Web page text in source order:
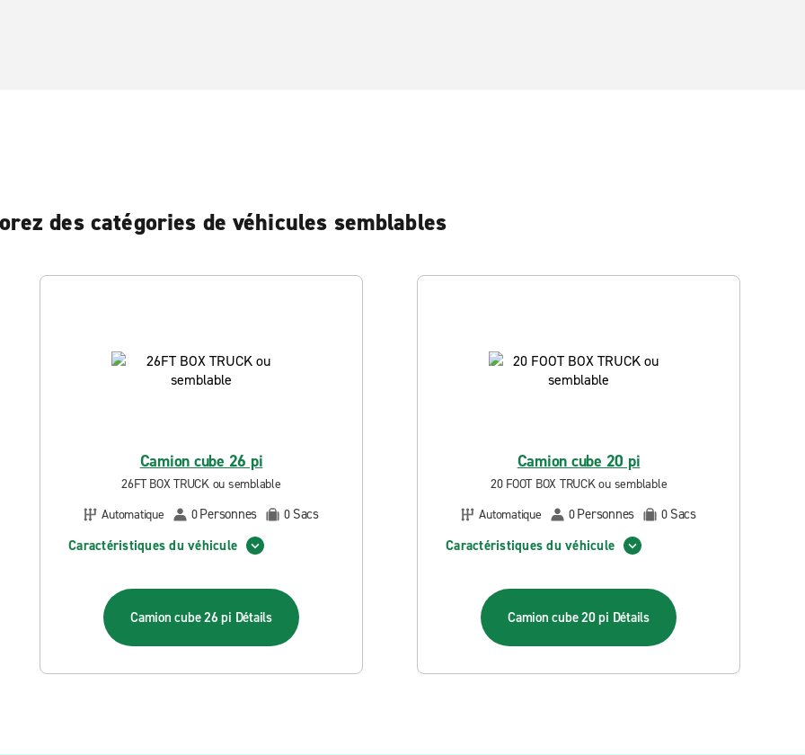
des catégories de véhicules semblables
Camion cube 26 pi
26FT BOX TRUCK ou semblable
Automatique
0Personnes 0 Sacs
Caractéristiques du véhicule
Camion cube 26 pi Détails
Camion cube 20 pi
20 FOOT BOX TRUCK ou semblable
Automatique
0Personnes 0 Sacs
Caractéristiques du véhicule
Camion cube 20 pi Détails